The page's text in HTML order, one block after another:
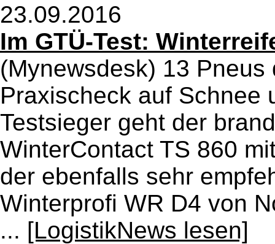
23.09.2016
Im GTÜ-Test:
(Mynewsdesk) 13
Praxischeck auf Schnee
Testsieger geht der
WinterContact TS 860
der ebenfalls sehr
Winterprofi WR D4 von
... [LogistikNews lesen]